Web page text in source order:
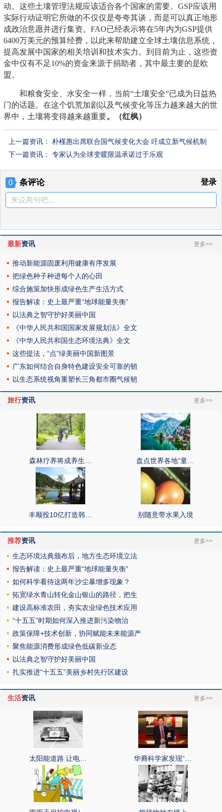
动。这些土壤管理法规应该适合各个国家的需要。GSP应该用
实际行动证明它所做的不仅仅是夸夸其谈，而是可以真正地形
成政治意愿并进行集资。FAO已经表示将在5年内为GSP提供
6400万美元的预算经费，以此来帮助建立全球土壤信息系统，
提高发展中国家的相关培训和技术实力。到目前为止，这些资
金中仅有不足10%的资金来源于捐助者，其中最主要的是欧
盟。
和粮食安全、水安全一样，当前“土壤安全”已成为日益热
门的话题。在这个饥荒加剧以及气候变化等压力越来越大的世
界中，土壤将变得越来越重要。（红枫）
上一篇资讯： 朴槿惠出席联合国气候变化大会 吁成立新气候机制
下一篇资讯： 专家认为全球变暖限温承诺过于乐观
0 条评论 登录
来说两句吧...
最新资讯 更多>>
推动新能源固废利用健康有序发展
把绿色种子种进每个人的心田
综合施策加快形成绿色生产生活方式
报告解读：史上最严重“地球能量失衡”
以法典之智守护好美丽中国
《中华人民共和国国家发展规划法》全文
《中华人民共和国生态环境法典》全文
这些提法，“点”绿美丽中国新图景
广东如何结合自身特色建设安全可靠的韧
以生态系统视角重塑长三角都市圈气候韧
旅行资讯 更多>>
森林疗养将成养生… 盘点世界各地“童…
丰顺投10亿打造韩… 别随意带水果入境
推荐资讯 更多>>
生态环境法典颁布后，地方生态环境立法
报告解读：史上最严重“地球能量失衡”
如何科学看待这两年沙尘暴增多现象？
拓宽绿水青山转化金山银山的路径，把生
建设高标准农田，夯实农业绿色技术应用
“十五五”时期如何深入推进新污染物治
政策保障+技术创新，协同赋能未来能源产
聚焦能源消费形成绿色低碳新业态
以法典之智守护好美丽中国
扎实推进“十五五”美丽乡村先行区建设
生活资讯 更多>>
太阳能道路 让电… 华裔科学家发现“…